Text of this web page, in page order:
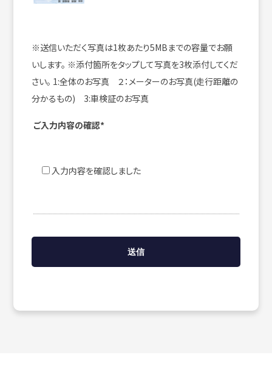
※送信いただく写真は1枚あたり5MBまでの容量でお願
いします。 ※添付箇所をタップして写真を3枚添付してくだ
さい。 1:全体のお写真 ２：メーターのお写真(走行距離の
分かるもの) 3:車検証のお写真
ご入力内容の確認*
入力内容を確認しました